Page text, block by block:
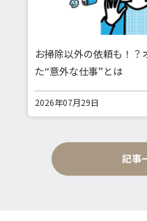
お掃除以外の依頼も！
た“意外な仕事”とは
2026年07月29日
記事